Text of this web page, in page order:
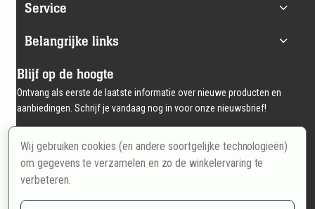
Service
Belangrijke links
Blijf op de hoogte
Ontvang als eerste de laatste informatie over nieuwe producten en
aanbiedingen. Schrijf je vandaag nog in voor onze nieuwsbrief!
Email
Inschrijven
Wij gebruiken cookies (en andere soortgelijke technologieën)
om gegevens te verzamelen en zo de winkelervaring te
verbeteren.